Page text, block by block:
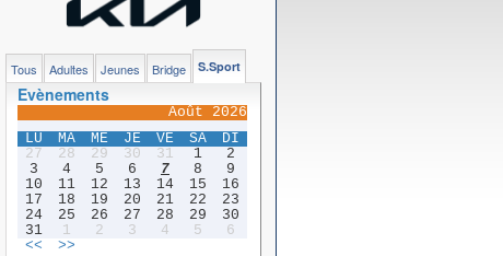
Tous Adultes Jeunes Bridge S.Sport
Evènements
Août 2026
LU
MA ME JE VE SA
DI
27
28 29 30 31 1
2
3
4 5 6 7 8
9
10
11 12 13 14 15
16
17
18 19 20 21 22
23
24
25 26 27 28 29
30
31
1 2 3 4 5
6
<<
>>